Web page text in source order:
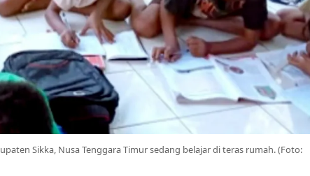
Sikka, Nusa Tenggara Timur sedang belajar di teras rumah. (Foto: